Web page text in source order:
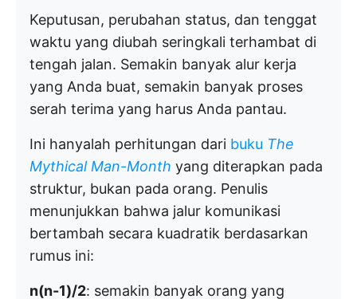
Keputusan, perubahan status, dan tenggat
waktu yang diubah seringkali terhambat di
tengah jalan. Semakin banyak alur kerja
yang Anda buat, semakin banyak proses
serah terima yang harus Anda pantau.
Ini hanyalah perhitungan dari buku The
Mythical Man-Month yang diterapkan pada
struktur, bukan pada orang. Penulis
menunjukkan bahwa jalur komunikasi
bertambah secara kuadratik berdasarkan
rumus ini:
n(n-1)/2: semakin banyak orang yang